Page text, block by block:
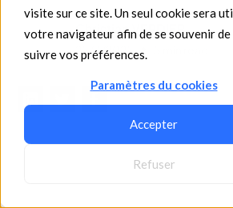
visite sur ce site. Un seul cookie sera
votre navigateur afin de se souvenir de
suivre vos préférences.
Paramètres du cookies
Accepter
Refuser
Christian VERDIER
25/3/2025